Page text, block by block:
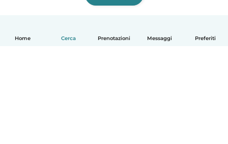
Home Cerca Prenotazioni Messaggi Preferiti